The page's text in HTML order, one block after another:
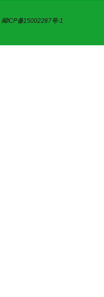
闽ICP备15002287号-1